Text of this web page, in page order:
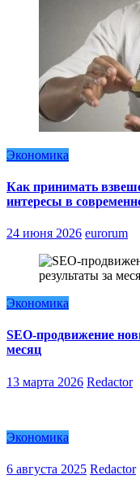
Экономика
Как принимать
интересы в
24 июня 2026 eurorum
Экономика
SEO-продвижение
месяц
13 марта 2026 Redactor
Экономика
6 августа 2025 Redactor